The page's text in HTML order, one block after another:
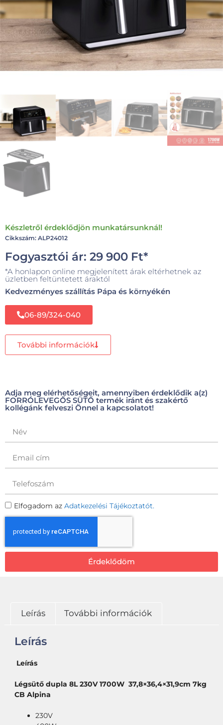
Készletről érdeklődjön munkatársunknál!
Cikkszám: ALP24012
Fogyasztói ár: 29 900 Ft*
*A honlapon online megjelenített árak eltérhetnek az
üzletben feltüntetett áraktól
Kedvezményes szállítás Pápa és környékén
06-89/324-040
További információk
Adja meg elérhetőségeit, amennyiben érdeklődik a(z)
FORRÓLEVEGŐS SÜTŐ termék iránt és szakértő
kollégánk felveszi Önnel a kapcsolatot!
Elfogadom az Adatkezelési Tájékoztatót.
Érdeklődöm
Leírás További információk
Leírás
Leírás
Légsütő dupla 8L 230V 1700W 37,8×36,4×31,9cm 7kg
CB Alpina
230V